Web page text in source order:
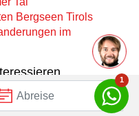
Bergseen Tirols
im
1